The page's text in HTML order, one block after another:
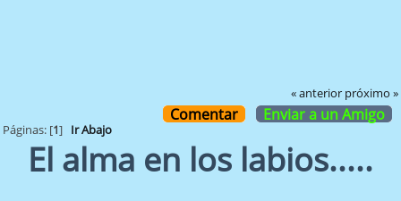
« anterior próximo »
Comentar Enviar a un Amigo
Páginas: [1] Ir Abajo
El alma en los labios.....